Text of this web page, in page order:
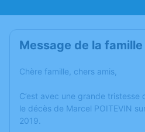
Message de la famille
Chère famille, chers amis,
C’est avec une grande tristesse
le décès de Marcel POITEVIN
2019.